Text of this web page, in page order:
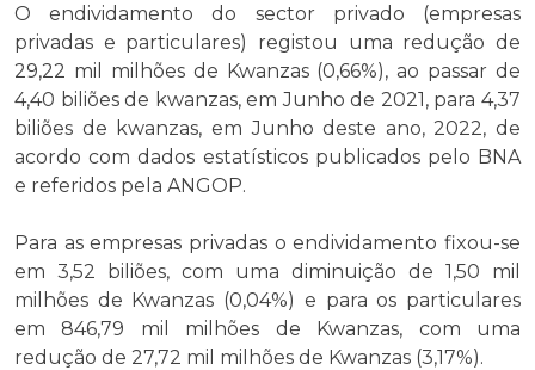
O endividamento do sector privado (empresas
privadas e particulares) registou uma redução de
29,22 mil milhões de Kwanzas (0,66%), ao passar de
4,40 biliões de kwanzas, em Junho de 2021, para 4,37
biliões de kwanzas, em Junho deste ano, 2022, de
acordo com dados estatísticos publicados pelo BNA
e referidos pela ANGOP.
Para as empresas privadas o endividamento fixou-se
em 3,52 biliões, com uma diminuição de 1,50 mil
milhões de Kwanzas (0,04%) e para os particulares
em 846,79 mil milhões de Kwanzas, com uma
redução de 27,72 mil milhões de Kwanzas (3,17%).